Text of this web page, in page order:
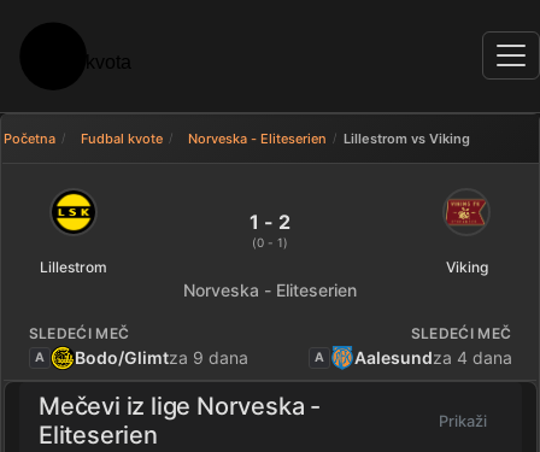
Početna Fudbal kvote Norveska - Eliteserien Lillestrom vs Viking
Lillestrom 1 - 2 Viking —
Lillestrom
1 - 2
(0 - 1)
Viking
Norveska - Eliteserien
SLEDEĆI MEČ
A Bodo/Glimtza 9 dana
SLEDEĆI MEČ
A Aalesundza 4 dana
Mečevi iz lige Norveska -
Eliteserien
Prikaži